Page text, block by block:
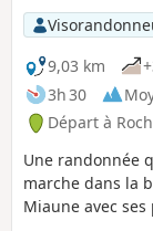
9,03 km
3h 30
Départ à
Une randonnée
marche dans la
Miaune avec